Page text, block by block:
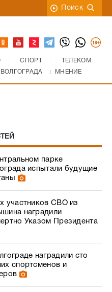
Поиск
СПОРТ
ТЕЛЕКОМ
МНЕНИЕ
парке
испытали будущие
участников СВО из
наградили
Указом Президента
наградили сто
спортсменов и